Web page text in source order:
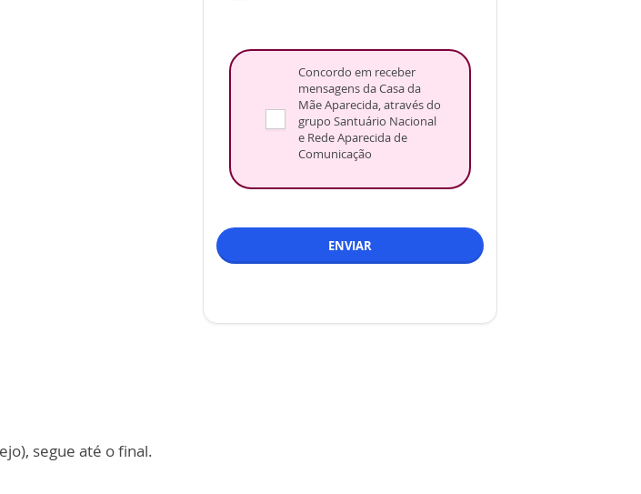
segue até o final.
Concordo em receber
mensagens da Casa da
Mãe Aparecida, através do
grupo Santuário Nacional
e Rede Aparecida de
Comunicação
ENVIAR